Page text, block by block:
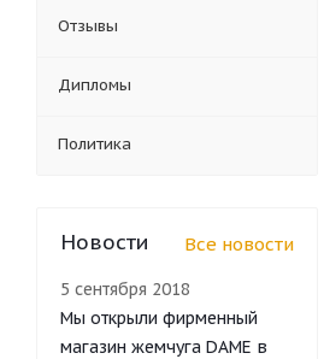
Отзывы
Дипломы
Политика
Новости Все новости
5 сентября 2018
Мы открыли фирменный
магазин жемчуга DAME в